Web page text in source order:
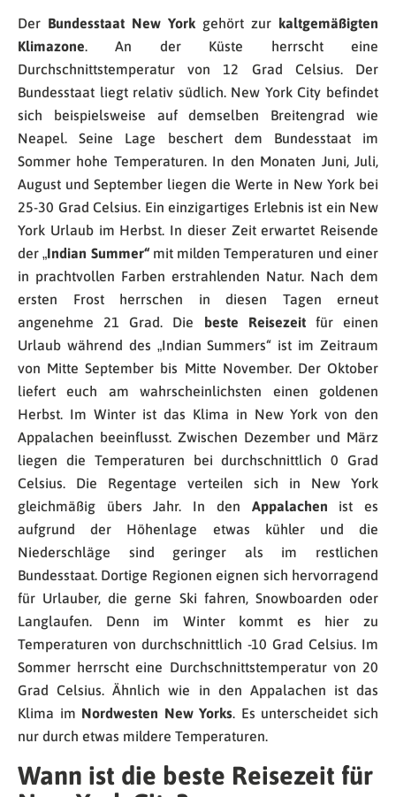
Der Bundesstaat New York gehört zur
kaltgemäßigten
Klimazone. An der Küste herrscht eine
Durchschnittstemperatur von 12 Grad Celsius. Der
Bundesstaat liegt relativ südlich. New York City befindet
sich beispielsweise auf demselben Breitengrad wie
Neapel. Seine Lage beschert dem Bundesstaat im
Sommer hohe Temperaturen. In den Monaten Juni, Juli,
August und September liegen die Werte in New York bei
25-30 Grad Celsius. Ein einzigartiges Erlebnis ist ein New
York Urlaub im Herbst. In dieser Zeit erwartet Reisende
der „Indian Summer“mit milden Temperaturen und einer
in prachtvollen Farben erstrahlenden Natur. Nach dem
ersten Frost herrschen in diesen Tagen erneut
angenehme 21 Grad. Die
beste Reisezeitfür einen
Urlaub während des „Indian Summers“ ist im Zeitraum
von Mitte September bis Mitte November. Der Oktober
liefert euch am wahrscheinlichsten einen goldenen
Herbst. Im Winter ist das Klima in New York von den
Appalachen beeinflusst. Zwischen Dezember und März
liegen die Temperaturen bei durchschnittlich 0 Grad
Celsius. Die Regentage verteilen sich in New York
gleichmäßig übers Jahr. In den Appalachen ist es
aufgrund der Höhenlage etwas kühler und die
Niederschläge sind geringer als im restlichen
Bundesstaat. Dortige Regionen eignen sich hervorragend
für Urlauber, die gerne Ski fahren, Snowboarden oder
Langlaufen. Denn im Winter kommt es hier zu
Temperaturen von durchschnittlich -10 Grad Celsius. Im
Sommer herrscht eine Durchschnittstemperatur von 20
Grad Celsius. Ähnlich wie in den Appalachen ist das
Klima im Nordwesten New Yorks. Es unterscheidet sich
nur durch etwas mildere Temperaturen.
Wann ist die beste Reisezeit für